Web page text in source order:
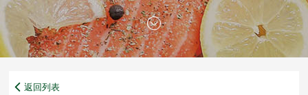
返回列表